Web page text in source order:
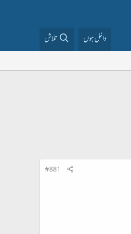
داخل ہوں تلاش
#881